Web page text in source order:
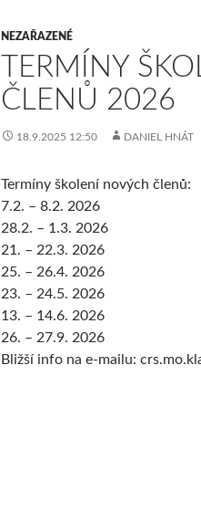
NEZAŘAZENÉ
TERMÍNY
ČLENŮ 2026
18.9.2025 12:50 DANIEL HNÁT
Termíny školení nových členů:
7.2. – 8.2. 2026
28.2. – 1.3. 2026
21. – 22.3. 2026
25. – 26.4. 2026
23. – 24.5. 2026
13. – 14.6. 2026
26. – 27.9. 2026
Bližší info na e-mailu: